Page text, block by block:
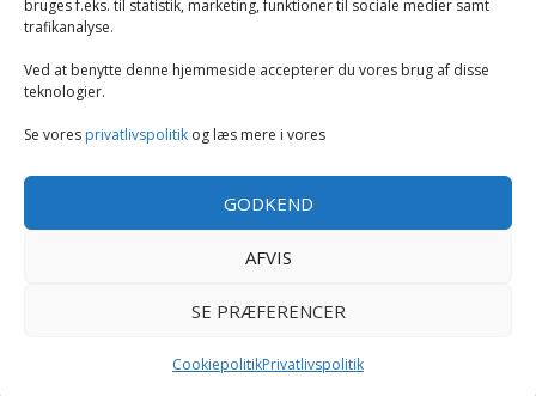
bruges f.eks. til statistik, marketing, funktioner til sociale medier samt
trafikanalyse.
Ved at benytte denne hjemmeside accepterer du vores brug af disse
teknologier.
Se vores privatlivspolitik og læs mere i vores
GODKEND
AFVIS
SE PRÆFERENCER
CookiepolitikPrivatlivspolitik
Rengøring
Støvsugere
Tilbehør til støvsugere og rengøring
Copyright GearExperten.dk -Cookie politik